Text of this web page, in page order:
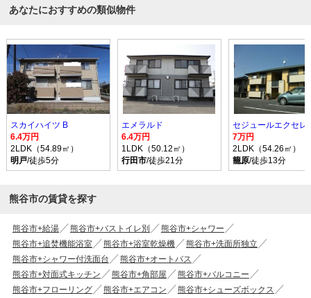
あなたにおすすめの類似物件
スカイハイツ B
6.4万円
2LDK（54.89㎡）
明戸/徒歩5分
エメラルド
6.4万円
1LDK（50.12㎡）
行田市/徒歩21分
セジュールエクセレ
7万円
2LDK（54.26㎡）
籠原/徒歩13分
熊谷市の賃貸を探す
熊谷市+給湯 熊谷市+バストイレ別
熊谷市+シャワー
熊谷市+追焚機能浴室
熊谷市+浴室乾燥機
熊谷市+洗面所独立
熊谷市+シャワー付洗面台
熊谷市+オートバス
熊谷市+対面式キッチン
熊谷市+角部屋
熊谷市+バルコニー
熊谷市+フローリング
熊谷市+エアコン
熊谷市+シューズボックス